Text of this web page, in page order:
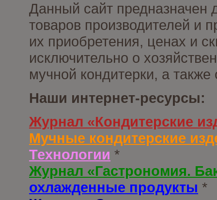
Данный сайт предназначен
товаров производителей и
их приобретения, ценах и
исключительно о
мучной кондитерки, а
Наши интернет-ресурсы:
Журнал «Кондитерские
Мучные кондитерские
Технологии *
Журнал «Гастрономия.
охлажденные продукты *